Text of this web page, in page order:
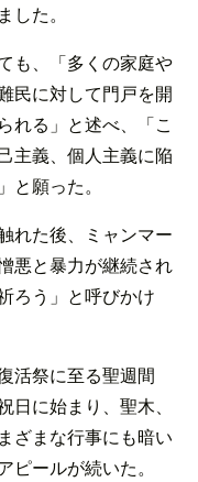
た。
も、「多くの家庭や
民に対して門戸を開
れる」と述べ、「こ
主義、個人主義に陥
願った。
れた後、ミャンマー
悪と暴力が継続され
ろう」と呼びかけ
活祭に至る聖週間
日に始まり、聖木、
ざまな行事にも暗い
ールが続いた。